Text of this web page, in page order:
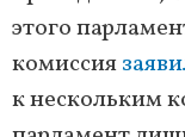
этого
комиссия
к нескольким